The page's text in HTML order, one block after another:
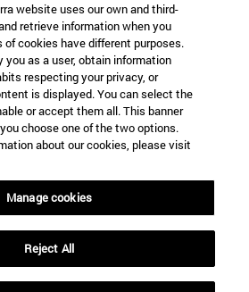
website uses our own and third-
retrieve information when you
cookies have different purposes.
you as a user, obtain information
respecting your privacy, or
is displayed. You can select the
or accept them all. This banner
choose one of the two options.
about our cookies, please visit
Manage cookies
Reject All